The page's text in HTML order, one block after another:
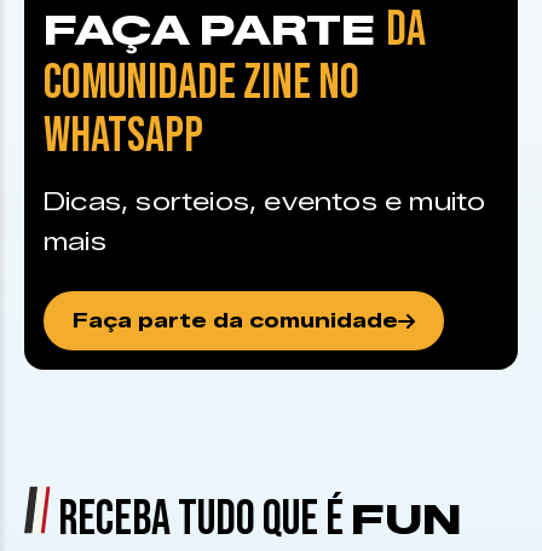
FAÇA PARTE DA
COMUNIDADE ZINE NO
WHATSAPP
Dicas, sorteios, eventos e muito
mais
Faça parte da comunidade
RECEBA TUDO QUE É FUN